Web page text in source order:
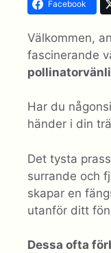
Facebook
Välkommen,
fascinerande
Har du
händer i din
Det tysta
surrande och
skapar en
utanför ditt
Dessa ofta